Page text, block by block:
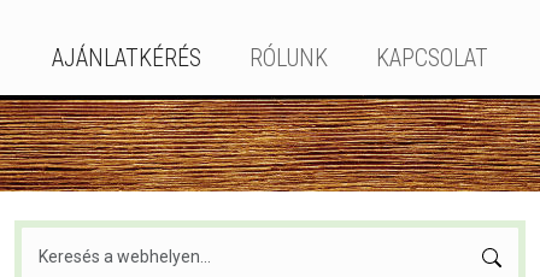
AJÁNLATKÉRÉS RÓLUNK KAPCSOLAT